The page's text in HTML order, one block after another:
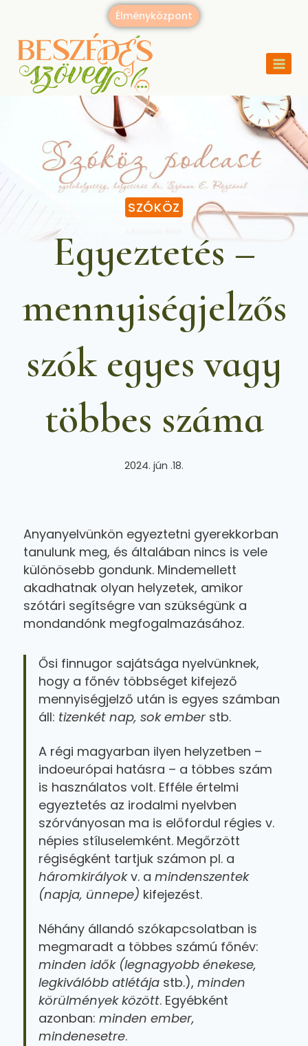
Élményközpont
SZÓKÖZ
Egyeztetés –
mennyiségjelzős
szók egyes vagy
többes száma
2024. jún .18.
Anyanyelvünkön egyeztetni gyerekkorban
tanulunk meg, és általában nincs is vele
különösebb gondunk. Mindemellett
akadhatnak olyan helyzetek, amikor
szótári segítségre van szükségünk a
mondandónk megfogalmazásához.
Ősi finnugor sajátsága nyelvünknek,
hogy a főnév többséget kifejező
mennyiségjelző után is egyes számban
áll: tizenkét nap, sok ember stb.
A régi magyarban ilyen helyzetben –
indoeurópai hatásra – a többes szám
is használatos volt. Efféle értelmi
egyeztetés az irodalmi nyelvben
szórványosan ma is előfordul régies v.
népies stíluselemként. Megőrzött
régiségként tartjuk számon pl. a
háromkirályokv. a mindenszentek
(napja, ünnepe) kifejezést.
Néhány állandó szókapcsolatban is
megmaradt a többes számú főnév:
minden idők (legnagyobb énekese,
legkiválóbb atlétája stb.), minden
körülmények között. Egyébként
azonban: minden ember,
mindenesetre.